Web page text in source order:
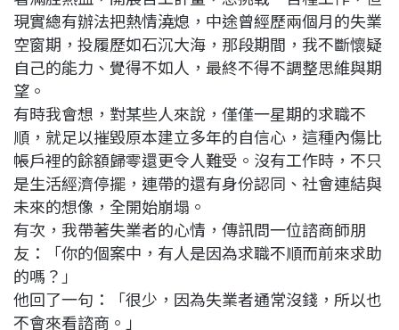
現實總有辦法把熱情澆熄，中途曾經歷兩個月的失業
空窗期，投履歷如石沉大海，那段期間，我不斷懷疑
自己的能力、覺得不如人，最終不得不調整思維與期
望。
有時我會想，對某些人來說，僅僅一星期的求職不
順，就足以摧毀原本建立多年的自信心，這種內傷比
帳戶裡的餘額歸零還更令人難受。沒有工作時，不只
是生活經濟停擺，連帶的還有身份認同、社會連結與
未來的想像，全開始崩塌。
有次，我帶著失業者的心情，傳訊問一位諮商師朋
友：「你的個案中，有人是因為求職不順而前來求助
的嗎？」
他回了一句：「很少，因為失業者通常沒錢，所以也
不會來看諮商。」